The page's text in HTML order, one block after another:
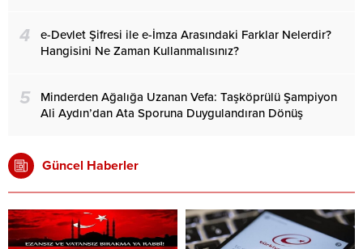
4
e-Devlet Şifresi ile e-İmza Arasındaki Farklar Nelerdir?
Hangisini Ne Zaman Kullanmalısınız?
5
Minderden Ağalığa Uzanan Vefa: Taşköprülü Şampiyon
Ali Aydın’dan Ata Sporuna Duygulandıran Dönüş
Güncel Haberler